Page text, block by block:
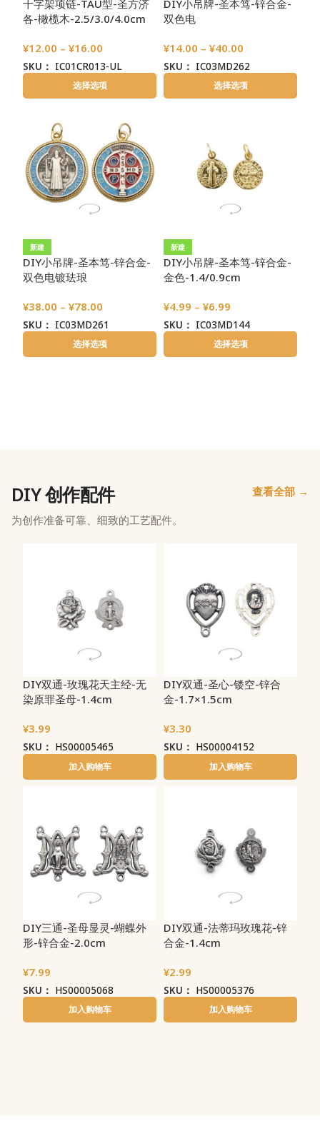
十字架项链-TAU型-圣方济
各-橄榄木-2.5/3.0/4.0cm
¥12.00 – ¥16.00
SKU： IC01CR013-UL
选择选项
DIY小吊牌-圣本笃-锌合金-
双色电
¥14.00 – ¥40.00
SKU： IC03MD262
选择选项
新建
DIY小吊牌-圣本笃-锌合金-
双色电镀珐琅
¥38.00 – ¥78.00
SKU： IC03MD261
选择选项
新建
DIY小吊牌-圣本笃-锌合金-
金色-1.4/0.9cm
¥4.99 – ¥6.99
SKU： IC03MD144
选择选项
DIY 创作配件
为创作准备可靠、细致的工艺配件。
查看全部 →
DIY双通-玫瑰花天主经-无
染原罪圣母-1.4cm
¥3.99
SKU： HS00005465
加入购物车
DIY双通-圣心-镂空-锌合
金-1.7×1.5cm
¥3.30
SKU： HS00004152
加入购物车
DIY三通-圣母显灵-蝴蝶外
形-锌合金-2.0cm
¥7.99
SKU： HS00005068
加入购物车
DIY双通-法蒂玛玫瑰花-锌
合金-1.4cm
¥2.99
SKU： HS00005376
加入购物车